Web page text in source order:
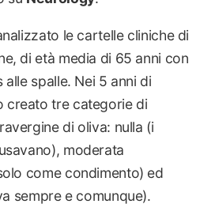
le cartelle cliniche di
di età media di 65 anni con
spalle. Nei 5 anni di
creato tre categorie di
di oliva: nulla (i
moderata
come condimento) ed
sempre e comunque).